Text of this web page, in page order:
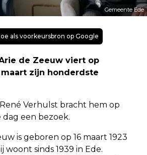
Gemeente Ede
als voorkeursbron op Google
de Zeeuw viert op
zijn honderdste
Verhulst bracht hem op
een bezoek.
is geboren op 16 maart 1923
woont sinds 1939 in Ede.